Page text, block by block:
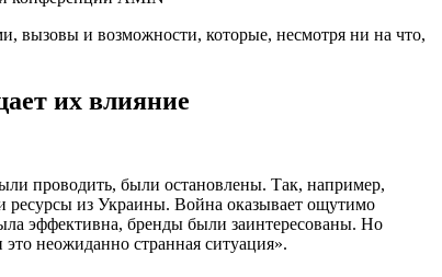
вызовы и возможности, которые, несмотря ни на что,
их влияние
проводить, были остановлены. Так, например,
из Украины. Война оказывает ощутимо
эффективна, бренды были заинтересованы. Но
неожиданно странная ситуация».